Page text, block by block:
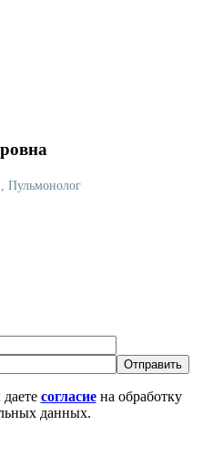
, Пульмонолог
согласиена обработку
данных.